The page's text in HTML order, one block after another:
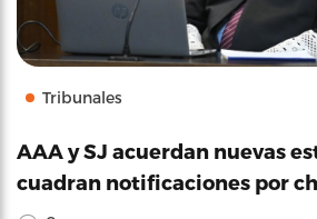
Tribunales
AAA y SJ acuerdan nuevas
cuadran notificaciones por